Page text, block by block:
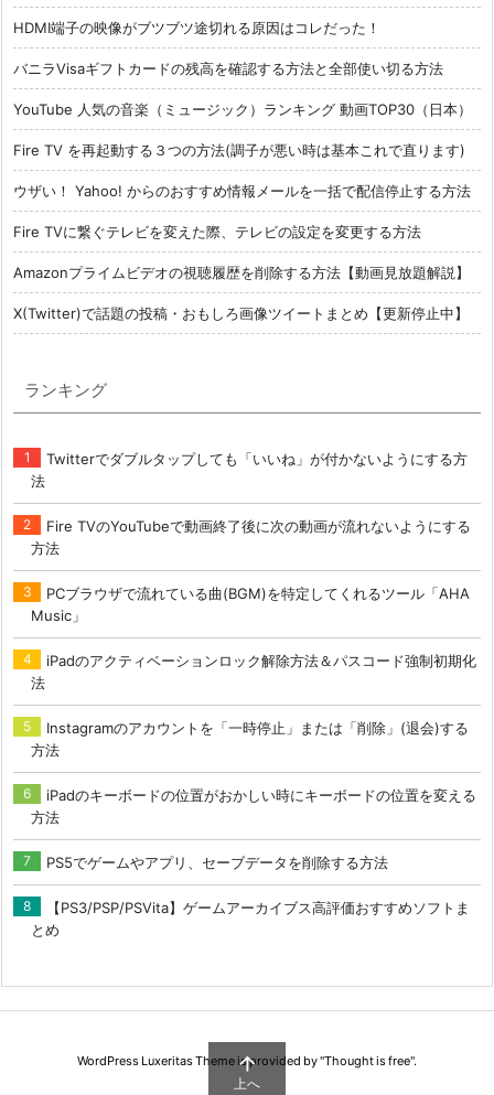
HDMI端子の映像がブツブツ途切れる原因はコレだった！
バニラVisaギフトカードの残高を確認する方法と全部使い切る方法
YouTube 人気の音楽（ミュージック）ランキング 動画TOP30（日本）
Fire TV を再起動する３つの方法(調子が悪い時は基本これで直ります)
ウザい！ Yahoo! からのおすすめ情報メールを一括で配信停止する方法
Fire TVに繋ぐテレビを変えた際、テレビの設定を変更する方法
Amazonプライムビデオの視聴履歴を削除する方法【動画見放題解説】
X(Twitter)で話題の投稿・おもしろ画像ツイートまとめ【更新停止中】
ランキング
Twitterでダブルタップしても「いいね」が付かないようにする方
法
Fire TVのYouTubeで動画終了後に次の動画が流れないようにする
方法
PCブラウザで流れている曲(BGM)を特定してくれるツール「AHA
Music」
iPadのアクティベーションロック解除方法＆パスコード強制初期化
法
Instagramのアカウントを「一時停止」または「削除」(退会)する
方法
iPadのキーボードの位置がおかしい時にキーボードの位置を変える
方法
PS5でゲームやアプリ、セーブデータを削除する方法
【PS3/PSP/PSVita】ゲームアーカイブス高評価おすすめソフトま
とめ
WordPress Luxeritas Theme is provided by "Thought is free".

上へ